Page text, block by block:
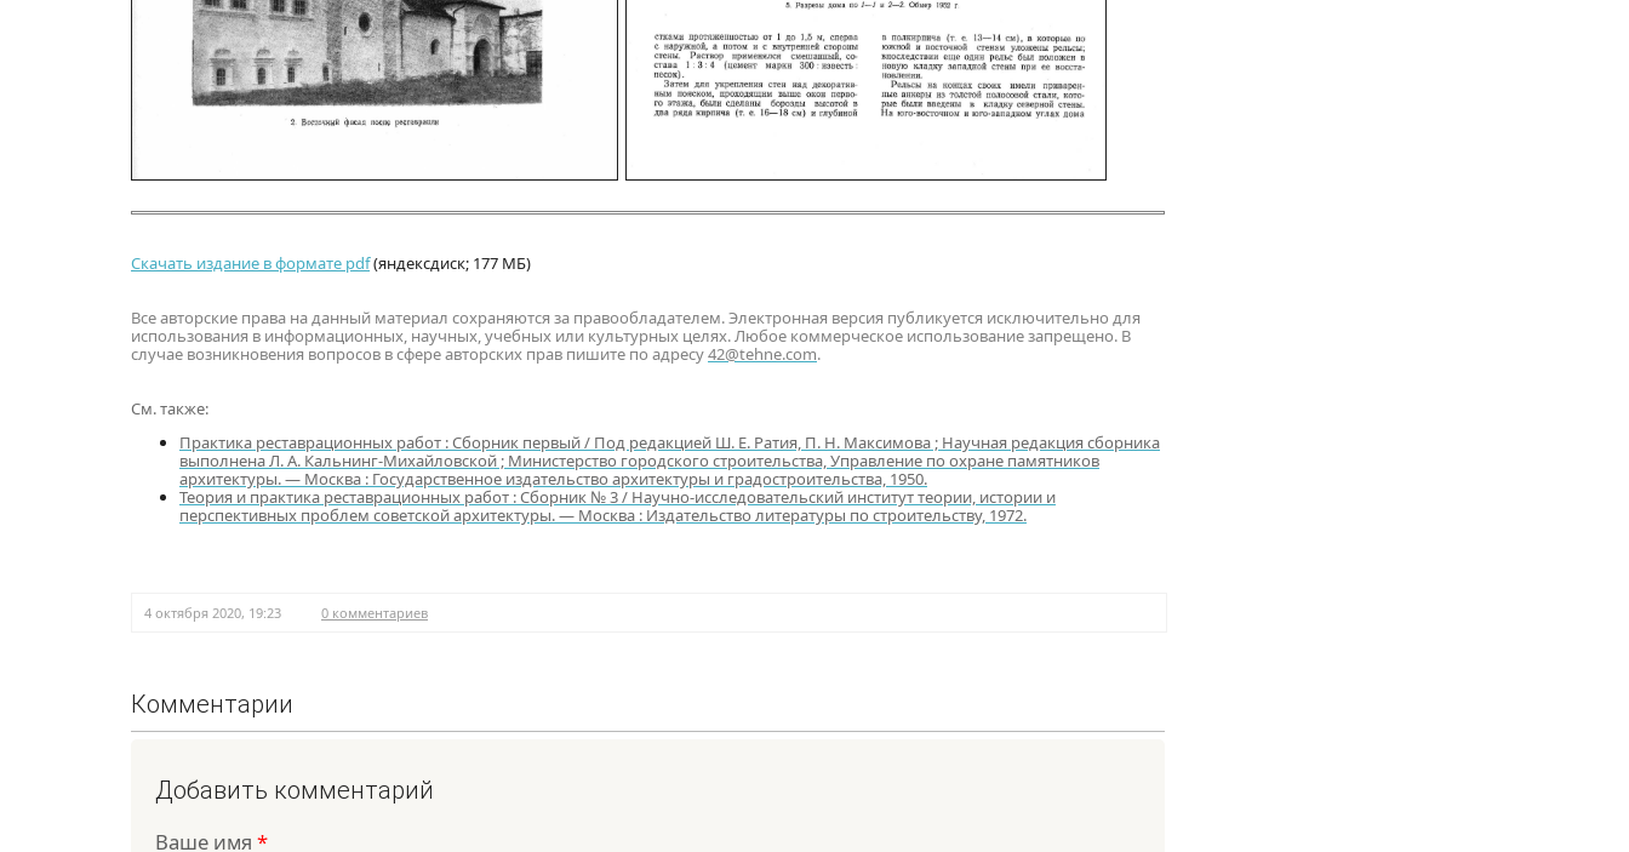
Скачать издание в формате pdf(яндексдиск; 177 МБ)
Все авторские права на данный материал сохраняются за правообладателем. Электронная версия публикуется исключительно для
использования в информационных, научных, учебных или культурных целях. Любое коммерческое использование запрещено. В
случае возникновения вопросов в сфере авторских прав пишите по адресу42@tehne.com.
См. также:
Практика реставрационных работ : Сборник первый / Под редакцией Ш. Е. Ратия, П. Н. Максимова ; Научная редакция сборника
выполнена Л. А. Кальнинг-Михайловской ; Министерство городского строительства, Управление по охране памятников
архитектуры. — Москва : Государственное издательство архитектуры и градостроительства, 1950.
Теория и практика реставрационных работ : Сборник № 3 / Научно-исследовательский институт теории, истории и
перспективных проблем советской архитектуры. — Москва : Издательство литературы по строительству, 1972.
4 октября 2020, 19:23 0 комментариев
Комментарии
Добавить комментарий
Ваше имя *